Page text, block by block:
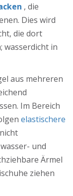
, die
Dies wird
die dort
wasserdicht in
aus mehreren
Im Bereich
elastischere
und
Ärmel
ziehen